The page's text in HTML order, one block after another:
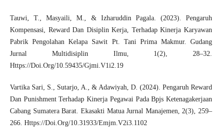
Tauwi, T., Masyaili, M., & Izharuddin Pagala. (2023). Pengaruh
Kompensasi, Reward Dan Disiplin Kerja, Terhadap Kinerja Karyawan
Pabrik Pengolahan Kelapa Sawit Pt. Tani Prima Makmur. Gudang
Jurnal Multidisiplin Ilmu, 1(2), 28–32.
Https://Doi.Org/10.59435/Gjmi.V1i2.19
Vartika Sari, S., Sutarjo, A., & Adawiyah, D. (2024). Pengaruh Reward
Dan Punishment Terhadap Kinerja Pegawai Pada Bpjs Ketenagakerjaan
Cabang Sumatera Barat. Ekasakti Matua Jurnal Manajemen, 2(3), 259–
266. Https://Doi.Org/10.31933/Emjm.V2i3.1102